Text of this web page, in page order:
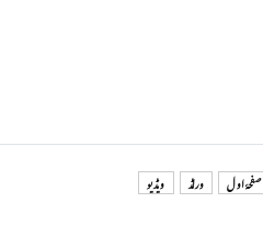
صفحۂ اول ورلڈ ویڈیو